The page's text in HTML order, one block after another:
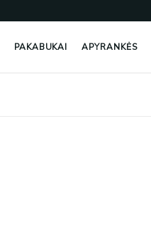
PAKABUKAI APYRANKĖS